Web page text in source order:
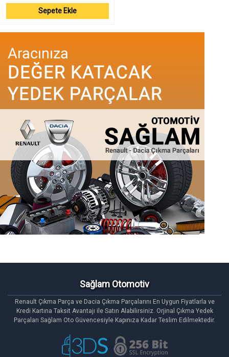
Sepete Ekle
olmak üzereyedek parçasatışlarını hızlı,
güvenli bir şekilde yapmaktayız. Sitemizde bulunan
çıkma ve sıfır tüm Renault Çıkma Parçalarını Kredi
Kartınızla on-line olarak sipariş verebilirsiniz. Ayrıca
Türkiye'de ilk olarak Renault Çıkma Parçalarını
Kredi Kartına Taksitle'de satın alabilirsiniz. Satış
Sağlam Otomotiv
Renault Çıkma Parça ve Dacia Çıkma Parçalarını En Uygun Fiyatlarla ve
Kredi Kartına Taksit Avantajı ile Satın Alabilirsiniz. Orjinal Çıkma Yedek
Parçaları Sağlam Oto Güvencesiyle Kapınıza Kadar Teslim Edilmektedir.